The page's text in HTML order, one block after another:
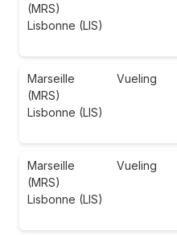
(MRS)
Lisbonne (LIS)
Marseille
(MRS)
Lisbonne (LIS)
Vueling
Marseille
(MRS)
Lisbonne (LIS)
Vueling